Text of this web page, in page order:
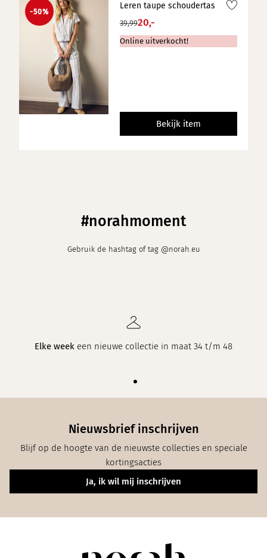
-50%
Leren taupe schoudertas
39,9920,-
Online uitverkocht!
Bekijk item
#norahmoment
Gebruik de hashtag of tag @norah.eu
Elke week een nieuwe collectie in maat 34 t/m 48
Nieuwsbrief inschrijven
Blijf op de hoogte van de nieuwste collecties en speciale
kortingsacties
Ja, ik wil mij inschrijven